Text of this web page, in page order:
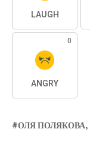
LAUGH
0
ANGRY
ОЛЯ ПОЛЯКОВА